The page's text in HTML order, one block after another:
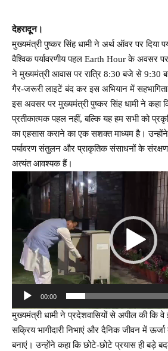
देहरादून।
मुख्यमंत्री पुष्कर सिंह धामी ने अर्थ ऑवर पर दिया
वैश्विक पर्यावरणीय पहल Earth Hour के अवसर
ने मुख्यमंत्री आवास पर रात्रि 8:30 बजे से
गैर-जरूरी लाइटें बंद कर इस अभियान में
इस अवसर पर मुख्यमंत्री पुष्कर सिंह धामी ने
प्रतीकात्मक पहल नहीं, बल्कि यह हम सभी को
का एहसास कराने का एक सशक्त माध्यम है। उन्होंने
पर्यावरण संतुलन और प्राकृतिक संसाधनों के
अत्यंत आवश्यक हैं।
Player
00:00
मुख्यमंत्री धामी ने प्रदेशवासियों से अपील की कि
सक्रिय भागीदारी निभाएं और दैनिक जीवन में
बनाएं। उन्होंने कहा कि छोटे-छोटे प्रयास ही बड़े